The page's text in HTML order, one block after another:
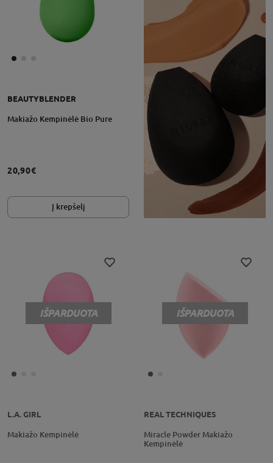
BEAUTYBLENDER
Makiažo Kempinėlė Bio Pure
20,90€
Į krepšelį
IŠPARDUOTA
L.A. GIRL
Makiažo Kempinėlė
IŠPARDUOTA
REAL TECHNIQUES
Miracle Powder Makiažo
Kempinėlė